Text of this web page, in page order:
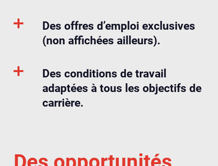
Des offres d’emploi exclusives
(non affichées ailleurs).
Des conditions de travail
adaptées à tous les objectifs de
carrière.